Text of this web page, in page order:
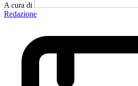
A cura di
Redazione